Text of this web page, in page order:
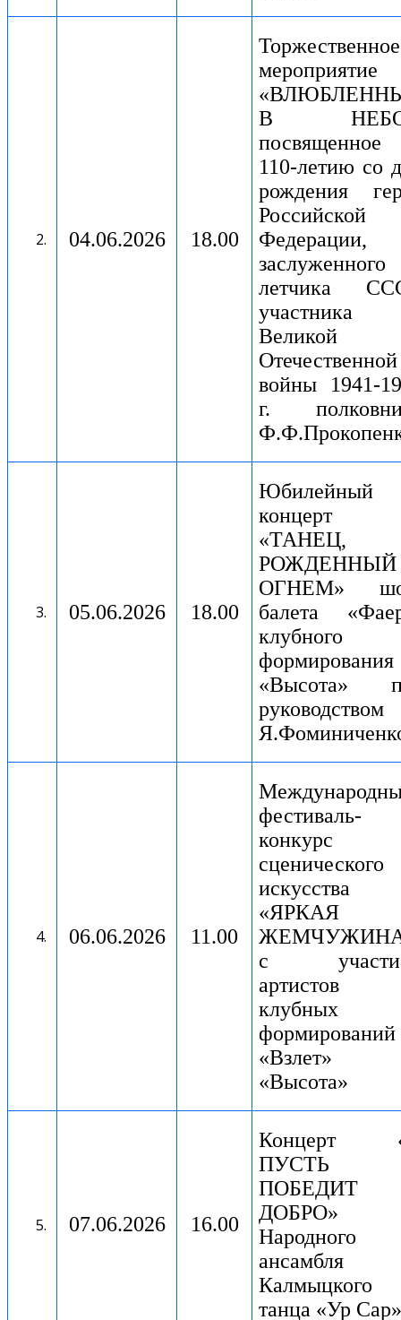
04.06.2026 18.00
Торжественное
мероприятие
В
посвященное
110-летию со
рождения
Российской
Федерации,
заслуженного
летчика
участника
Великой
Отечественной
войны 1941-
г.
05.06.2026 18.00
Юбилейный
концерт
«ТАНЕЦ,
РОЖДЕННЫЙ
ОГНЕМ»
балета
клубного
формирования
«Высота»
руководством
06.06.2026 11.00
фестиваль-
конкурс
сценического
искусства
«ЯРКАЯ
с
артистов
клубных
формирований
«Взлет»
«Высота»
07.06.2026 16.00
Концерт
ПУСТЬ
ПОБЕДИТ
ДОБРО»
Народного
ансамбля
Калмыцкого
танца «Ур Сар»